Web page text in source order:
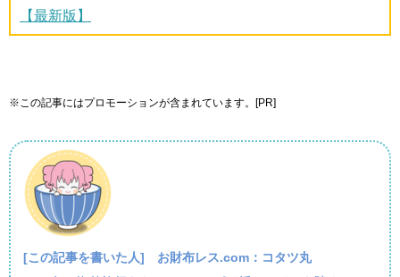
【最新版】
※この記事にはプロモーションが含まれています。[PR]
[この記事を書いた人] お財布レス.com：コタツ丸